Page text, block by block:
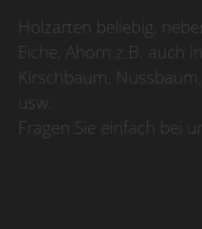
Holzarten beliebig,
Eiche, Ahorn z.B. auch
Kirschbaum,
usw.
Fragen Sie einfach bei